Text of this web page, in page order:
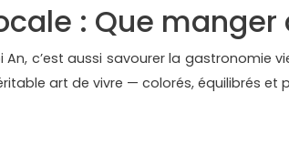
: Que manger
c’est aussi savourer la gastronomie
art de vivre — colorés, équilibrés et